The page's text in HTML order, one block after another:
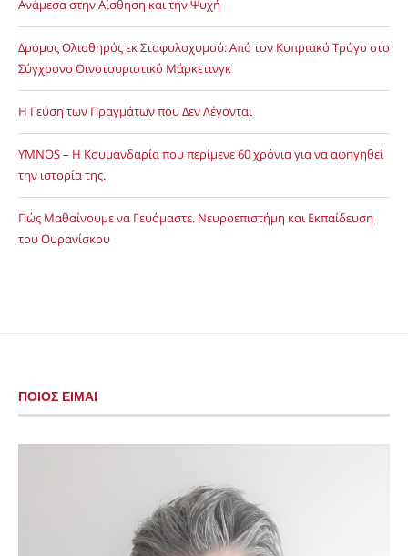
Ανάμεσα στην Αίσθηση και την Ψυχή
Δρόμος Ολισθηρός εκ Σταφυλοχυμού: Από τον Κυπριακό Τρύγο στο
Σύγχρονο Οινοτουριστικό Μάρκετινγκ
Η Γεύση των Πραγμάτων που Δεν Λέγονται
YMNOS – Η Κουμανδαρία που περίμενε 60 χρόνια για να αφηγηθεί
την ιστορία της.
Πώς Μαθαίνουμε να Γευόμαστε. Νευροεπιστήμη και Εκπαίδευση
του Ουρανίσκου
ΠΟΙΟΣ ΕΙΜΑΙ